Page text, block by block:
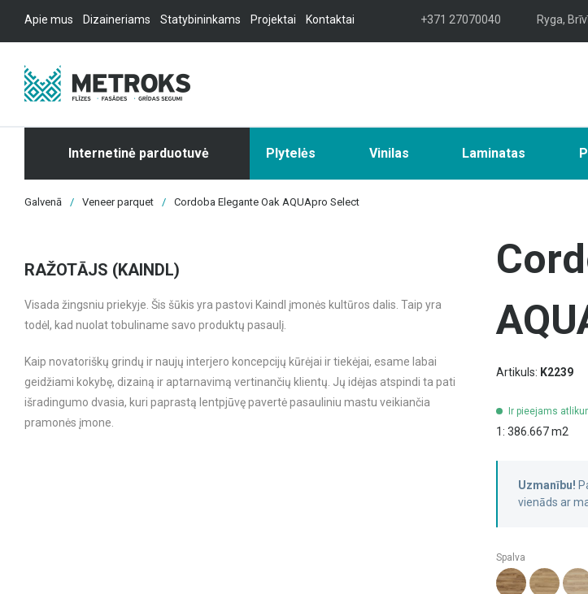
Apie mus Dizaineriams Statybininkams Projektai Kontaktai +371 27070040 Ryga,
Internetinė parduotuvė Plytelės Vinilas Laminatas
Galvenā / Veneer parquet / Cordoba Elegante Oak AQUApro Select
RAŽOTĀJS (KAINDL)
Visada žingsniu priekyje. Šis šūkis yra pastovi Kaindl įmonės kultūros dalis. Taip yra
todėl, kad nuolat tobuliname savo produktų pasaulį.
Kaip novatoriškų grindų ir naujų interjero koncepcijų kūrėjai ir tiekėjai, esame labai
geidžiami kokybę, dizainą ir aptarnavimą vertinančių klientų. Jų idėjas atspindi ta pati
išradingumo dvasia, kuri paprastą lentpjūvę pavertė pasauliniu mastu veikiančia
pramonės įmone.
Artikuls: K2239
Ir pieejams
1: 386.667 m2
Uzmanību!
vienāds ar
Spalva